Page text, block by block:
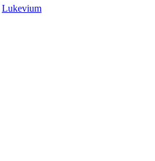
Lukevium